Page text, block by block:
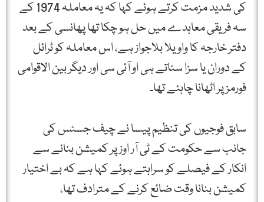
کی شدید مزمت کرتے ہوئے کہا کہ یہ معاملہ 1974 کے
سہ فریقی معاہدے میں حل ہو چکا تھا پھانسی کے بعد
دفتر خارجہ کا واویلا بلاجواز ہے، اس معاملہ کو ٹرائل
کے دوران یا سزا سناتے ہی او آئی سی اور دیگر بین الاقوامی
فورمز پر اٹھانا چاہئے تھا۔
سابق فوجیوں کی تنظیم پیسا نے چیف جسٹس کی
جانب سے حکومت کے ٹی آر اوز پر کمیشن بنانے سے
انکار کے فیصلے کو سراہتے ہوئے کہا ہے کہ بے اختیار
کمیشن بنانا وقت ضائع کرنے کے مترادف تھا،